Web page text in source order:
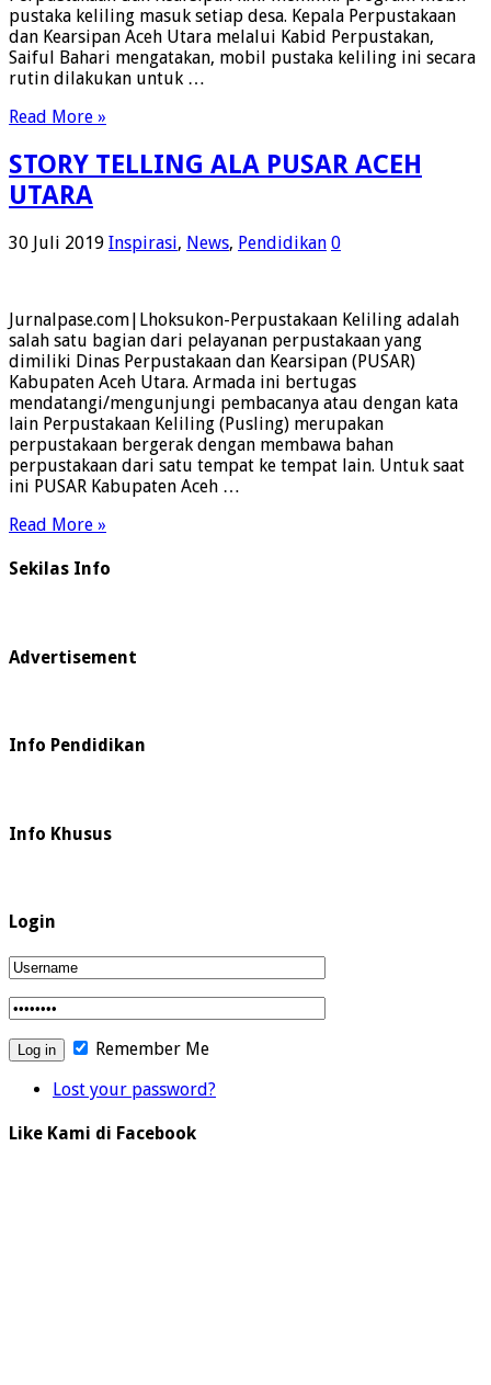
pustaka keliling masuk setiap desa. Kepala Perpustakaan
dan Kearsipan Aceh Utara melalui Kabid Perpustakan,
Saiful Bahari mengatakan, mobil pustaka keliling ini secara
rutin dilakukan untuk …
Read More »
STORY TELLING ALA PUSAR ACEH
UTARA
30 Juli 2019 Inspirasi, News, Pendidikan 0
Jurnalpase.com|Lhoksukon-Perpustakaan Keliling adalah
salah satu bagian dari pelayanan perpustakaan yang
dimiliki Dinas Perpustakaan dan Kearsipan (PUSAR)
Kabupaten Aceh Utara. Armada ini bertugas
mendatangi/mengunjungi pembacanya atau dengan kata
lain Perpustakaan Keliling (Pusling) merupakan
perpustakaan bergerak dengan membawa bahan
perpustakaan dari satu tempat ke tempat lain. Untuk saat
ini PUSAR Kabupaten Aceh …
Read More »
Sekilas Info
Advertisement
Info Pendidikan
Info Khusus
Login
Remember Me
Lost your password?
Like Kami di Facebook